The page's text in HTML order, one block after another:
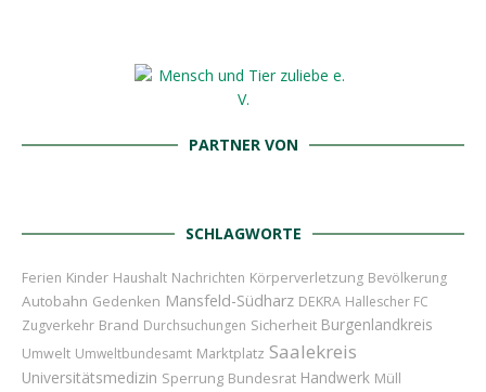
PARTNER VON
SCHLAGWORTE
Ferien Kinder Haushalt Nachrichten Körperverletzung Bevölkerung
Autobahn Gedenken Mansfeld-Südharz DEKRA Hallescher FC
Zugverkehr Brand Durchsuchungen Sicherheit Burgenlandkreis
Umwelt Umweltbundesamt Marktplatz Saalekreis
Universitätsmedizin Sperrung Bundesrat Handwerk Müll